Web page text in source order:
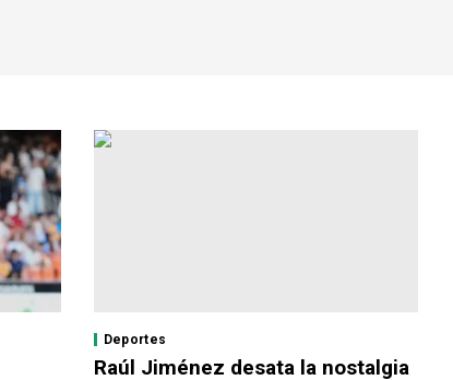
Deportes
Raúl Jiménez desata la nostalgia